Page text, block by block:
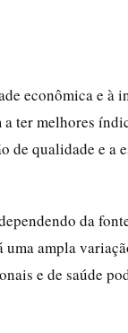
econômica e à
ter melhores
de qualidade e
da
ampla
e de saúde